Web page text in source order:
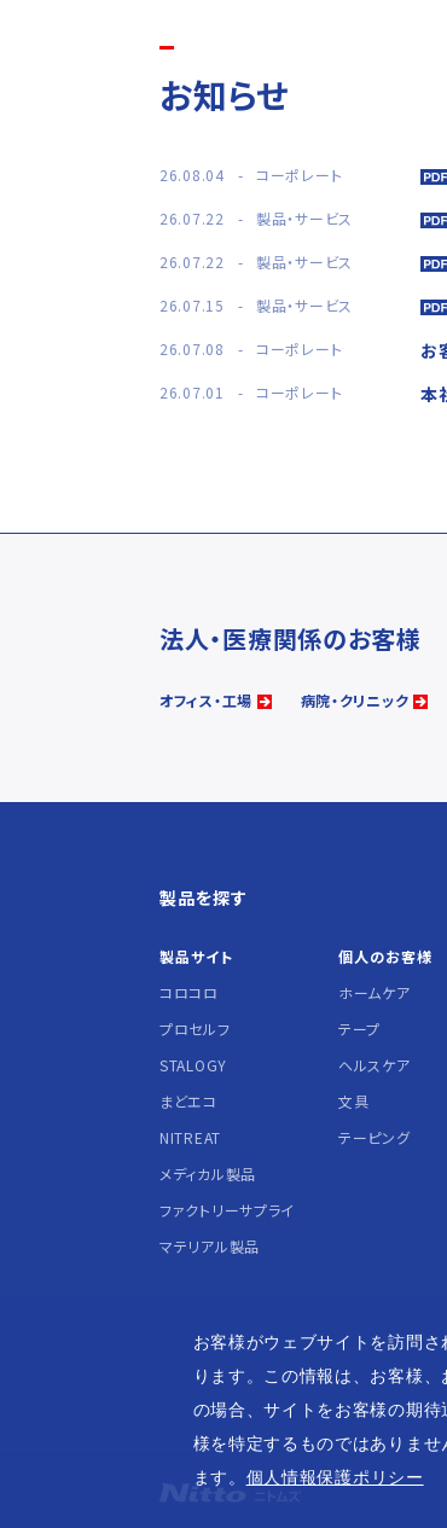
お知らせ
26.08.04 コーポレート
26.07.22 製品・サービス
26.07.22 製品・サービス
26.07.15 製品・サービス
26.07.08 コーポレート お
26.07.01 コーポレート 本
法人・医療関係のお客様
オフィス・工場 病院・クリニック
製品を探す
製品サイト
コロコロ
プロセルフ
STALOGY
まどエコ
NITREAT
メディカル製品
ファクトリーサプライ
マテリアル製品
個人のお客様
ホームケア
テープ
ヘルスケア
文具
テーピング
お客様がウェブサイトを訪問
ります。この情報は、お客様
の場合、サイトをお客様の期
様を特定するものではありま
ます。 個人情報保護ポリシー